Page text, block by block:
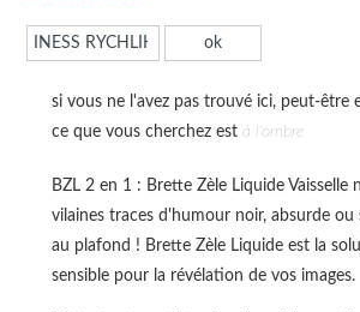
si vous ne l'avez pas trouvé ici, peut-être
ce que vous cherchez est à l'ombre
BZL 2 en 1 : Brette Zèle Liquide Vaisselle
vilaines traces d'humour noir, absurde ou
au plafond ! Brette Zèle Liquide est la
sensible pour la révélation de vos images.